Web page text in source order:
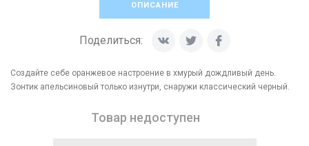
ОПИСАНИЕ
Поделиться:
Создайте себе оранжевое настроение в хмурый дождливый день.
Зонтик апельсиновый только изнутри, снаружи классический черный.
Товар недоступен